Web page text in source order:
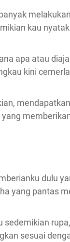
kau
apa atau
kini
dulu
yang pantas
sedemikian
sesuai